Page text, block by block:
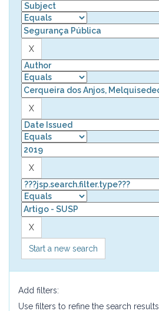
Start a new search
Add filters:
Use filters to refine the search results.